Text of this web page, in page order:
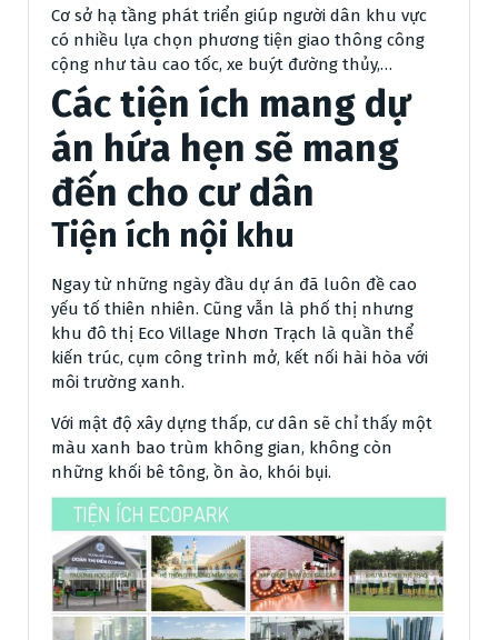
Cơ sở hạ tầng phát triển giúp người dân khu vực
có nhiều lựa chọn phương tiện giao thông công
cộng như tàu cao tốc, xe buýt đường thủy,…
Các tiện ích mang dự
án hứa hẹn sẽ mang
đến cho cư dân
Tiện ích nội khu
Ngay từ những ngày đầu dự án đã luôn đề cao
yếu tố thiên nhiên. Cũng vẫn là phố thị nhưng
khu đô thị Eco Village Nhơn Trạch là quần thể
kiến trúc, cụm công trình mở, kết nối hài hòa với
môi trường xanh.
Với mật độ xây dựng thấp, cư dân sẽ chỉ thấy một
màu xanh bao trùm không gian, không còn
những khối bê tông, ồn ào, khói bụi.